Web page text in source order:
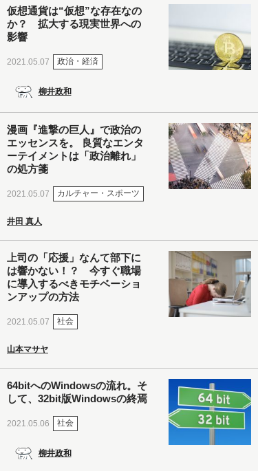
仮想通貨は“仮想”な存在なの
か？ 拡大する現実世界への
影響
2021.05.07 政治・経済
柳井政和
漫画『進撃の巨人』で政治の
エッセンスを。 良質なエンタ
ーテイメントは「政治離れ」
の処方箋
2021.05.07 カルチャー・スポーツ
井田 真人
上司の「応援」なんて部下に
は響かない！？ 今すぐ職場
に導入するべきモチベーショ
ンアップの方法
2021.05.07 社会
山本マサヤ
64bitへのWindowsの流れ。そ
して、32bit版Windowsの終焉
2021.05.06 社会
柳井政和